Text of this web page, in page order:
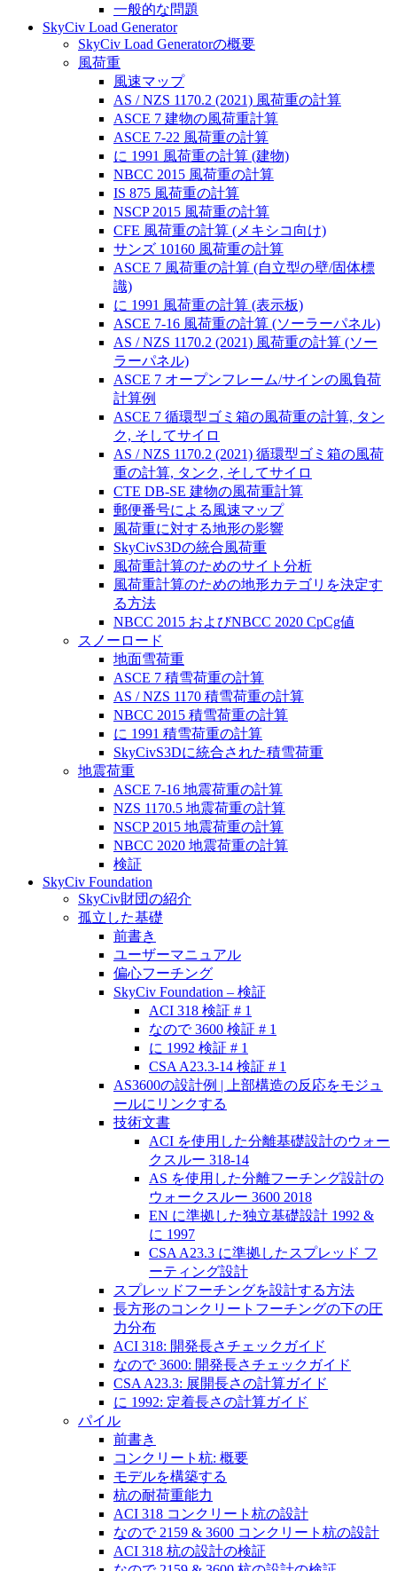
一般的な問題
SkyCiv Load Generator
SkyCiv Load Generatorの概要
風荷重
風速マップ
AS / NZS 1170.2 (2021) 風荷重の計算
ASCE 7 建物の風荷重計算
ASCE 7-22 風荷重の計算
に 1991 風荷重の計算 (建物)
NBCC 2015 風荷重の計算
IS 875 風荷重の計算
NSCP 2015 風荷重の計算
CFE 風荷重の計算 (メキシコ向け)
サンズ 10160 風荷重の計算
ASCE 7 風荷重の計算 (自立型の壁/固体標
識)
に 1991 風荷重の計算 (表示板)
ASCE 7-16 風荷重の計算 (ソーラーパネル)
AS / NZS 1170.2 (2021) 風荷重の計算 (ソー
ラーパネル)
ASCE 7 オープンフレーム/サインの風負荷
計算例
ASCE 7 循環型ゴミ箱の風荷重の計算, タン
ク, そしてサイロ
AS / NZS 1170.2 (2021) 循環型ゴミ箱の風荷
重の計算, タンク, そしてサイロ
CTE DB-SE 建物の風荷重計算
郵便番号による風速マップ
風荷重に対する地形の影響
SkyCivS3Dの統合風荷重
風荷重計算のためのサイト分析
風荷重計算のための地形カテゴリを決定す
る方法
NBCC 2015 およびNBCC 2020 CpCg値
スノーロード
地面雪荷重
ASCE 7 積雪荷重の計算
AS / NZS 1170 積雪荷重の計算
NBCC 2015 積雪荷重の計算
に 1991 積雪荷重の計算
SkyCivS3Dに統合された積雪荷重
地震荷重
ASCE 7-16 地震荷重の計算
NZS 1170.5 地震荷重の計算
NSCP 2015 地震荷重の計算
NBCC 2020 地震荷重の計算
検証
SkyCiv Foundation
SkyCiv財団の紹介
孤立した基礎
前書き
ユーザーマニュアル
偏心フーチング
SkyCiv Foundation – 検証
ACI 318 検証 # 1
なので 3600 検証 # 1
に 1992 検証 # 1
CSA A23.3-14 検証 # 1
AS3600の設計例 | 上部構造の反応をモジュ
ールにリンクする
技術文書
ACI を使用した分離基礎設計のウォー
クスルー 318-14
AS を使用した分離フーチング設計の
ウォークスルー 3600 2018
EN に準拠した独立基礎設計 1992 &
に 1997
CSA A23.3 に準拠したスプレッド フ
ーティング設計
スプレッドフーチングを設計する方法
長方形のコンクリートフーチングの下の圧
力分布
ACI 318: 開発長さチェックガイド
なので 3600: 開発長さチェックガイド
CSA A23.3: 展開長さの計算ガイド
に 1992: 定着長さの計算ガイド
パイル
前書き
コンクリート杭: 概要
モデルを構築する
杭の耐荷重能力
ACI 318 コンクリート杭の設計
なので 2159 & 3600 コンクリート杭の設計
ACI 318 杭の設計の検証